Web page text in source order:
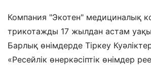
Компания "Экотен" медициналық
трикотажды 17 жылдан астам
Барлық өнімдерде Тіркеу
«Ресейлік өнеркәсіптік өнімдер